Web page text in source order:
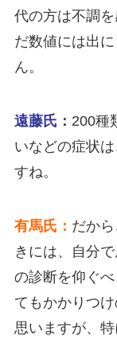
代の方は不調
だ数値には出
ん。
遠藤氏： 200種
いなどの症状
すね。
有馬氏： だか
きには、自分
の診断を仰ぐ
てもかかりつ
思いますが、